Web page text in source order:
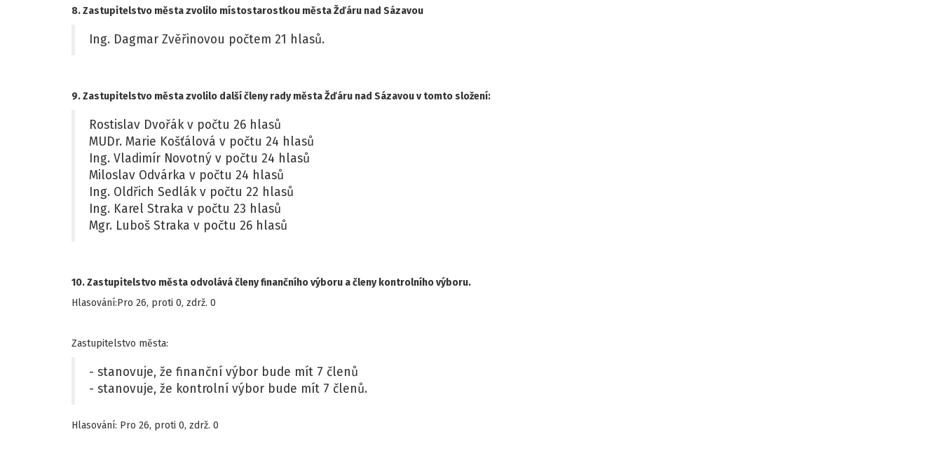
8. Zastupitelstvo města zvolilo místostarostkou města Žďáru nad Sázavou
Ing. Dagmar Zvěřinovou počtem 21 hlasů.
9. Zastupitelstvo města zvolilo další členy rady města Žďáru nad Sázavou v tomto složení:
Rostislav Dvořák v počtu 26 hlasů
MUDr. Marie Košťálová v počtu 24 hlasů
Ing. Vladimír Novotný v počtu 24 hlasů
Miloslav Odvárka v počtu 24 hlasů
Ing. Oldřich Sedlák v počtu 22 hlasů
Ing. Karel Straka v počtu 23 hlasů
Mgr. Luboš Straka v počtu 26 hlasů
10. Zastupitelstvo města odvolává členy finančního výboru a členy kontrolního výboru.
Hlasování:Pro 26, proti 0, zdrž. 0
Zastupitelstvo města:
- stanovuje, že finanční výbor bude mít 7 členů
- stanovuje, že kontrolní výbor bude mít 7 členů.
Hlasování: Pro 26, proti 0, zdrž. 0